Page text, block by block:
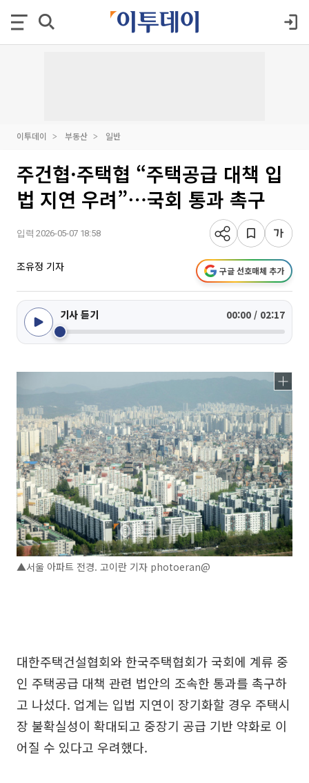
이투데이 부동산 일반
주건협·주택협 “주택공급 대책 입
법 지연 우려”⋯국회 통과 촉구
입력 2026-05-07 18:58
조유정 기자 구글 선호매체 추가
기사 듣기 00:00 / 02:17
▲서울 아파트 전경. 고이란 기자 photoeran@
대한주택건설협회와 한국주택협회가 국회에 계류 중
인 주택공급 대책 관련 법안의 조속한 통과를 촉구하
고 나섰다. 업계는 입법 지연이 장기화할 경우 주택시
장 불확실성이 확대되고 중장기 공급 기반 약화로 이
어질 수 있다고 우려했다.